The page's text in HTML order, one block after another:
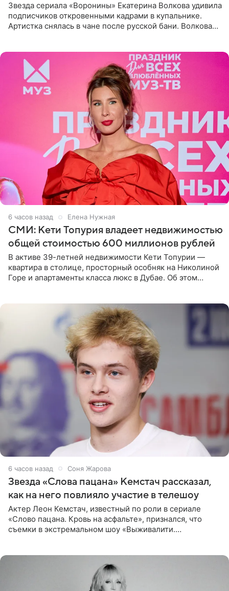
Звезда сериала «Воронины» Екатерина Волкова удивила
подписчиков откровенными кадрами в купальнике.
Артистка снялась в чане после русской бани. Волкова
6 часов назад Елена Нужная
СМИ: Кети Топурия владеет недвижимостью
общей стоимостью 600 миллионов рублей
В активе 39-летней недвижимости Кети Топурии —
квартира в столице, просторный особняк на Николиной
Горе и апартаменты класса люкс в Дубае. Об этом
6 часов назад Соня Жарова
Звезда «Слова пацана» Кемстач рассказал,
как на него повлияло участие в телешоу
Актер Леон Кемстач, известный по роли в сериале
«Слово пацана. Кровь на асфальте», признался, что
съемки в экстремальном шоу «Выживалити.